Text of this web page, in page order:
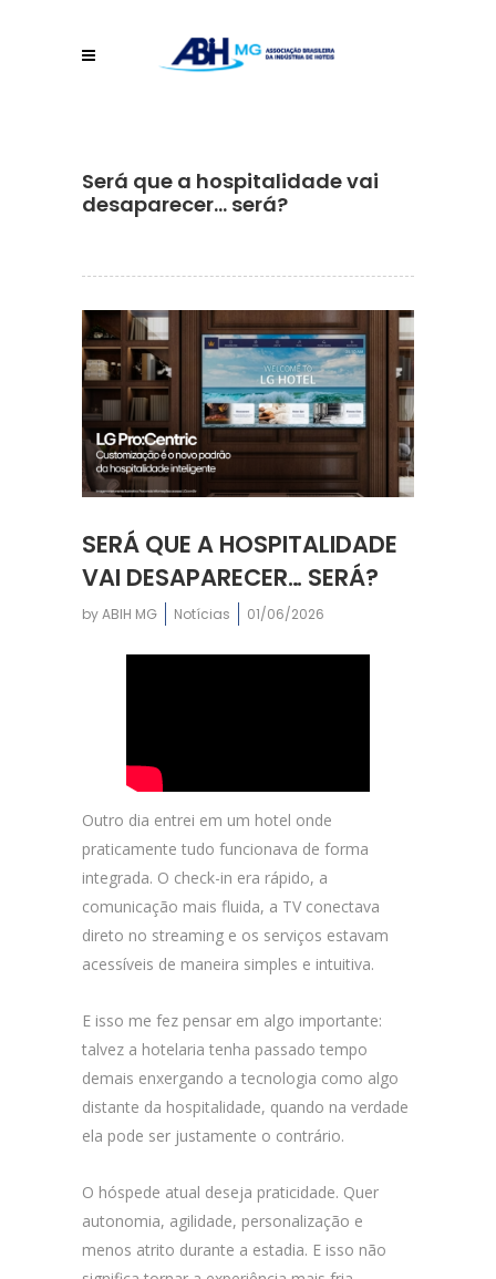
Será que a hospitalidade vai
desaparecer… será?
SERÁ QUE A HOSPITALIDADE
VAI DESAPARECER… SERÁ?
byABIH MG Notícias 01/06/2026
Outro dia entrei em um hotel onde
praticamente tudo funcionava de forma
integrada. O check-in era rápido, a
comunicação mais fluida, a TV conectava
direto no streaming e os serviços estavam
acessíveis de maneira simples e intuitiva.
E isso me fez pensar em algo importante:
talvez a hotelaria tenha passado tempo
demais enxergando a tecnologia como algo
distante da hospitalidade, quando na verdade
ela pode ser justamente o contrário.
O hóspede atual deseja praticidade. Quer
autonomia, agilidade, personalização e
menos atrito durante a estadia. E isso não